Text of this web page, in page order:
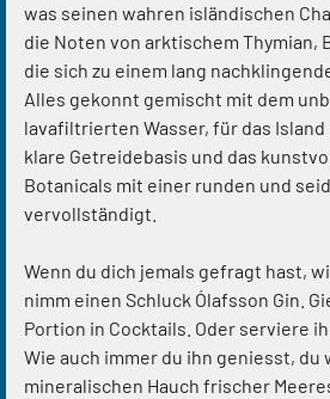
was seinen wahren isländischen
die Noten von arktischem Thymian,
die sich zu einem lang
Alles gekonnt gemischt mit dem
lavafiltrierten Wasser, für das
klare Getreidebasis und das
Botanicals mit einer runden und
vervollständigt.
Wenn du dich jemals gefragt hast,
nimm einen Schluck Ólafsson Gin.
Portion in Cocktails. Oder serviere
Wie auch immer du ihn geniesst, du
mineralischen Hauch frischer